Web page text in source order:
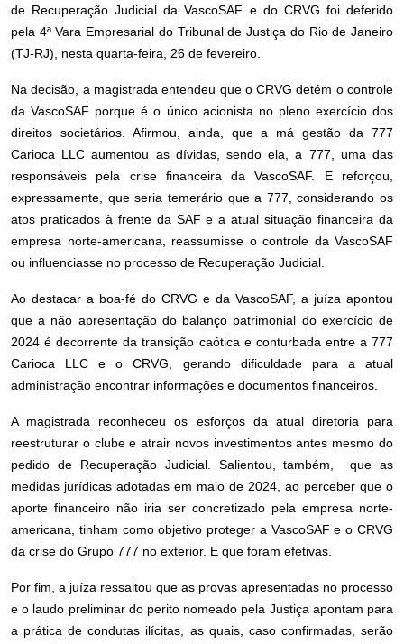
de Recuperação Judicial da VascoSAF e do CRVG foi deferido
pela 4ª Vara Empresarial do Tribunal de Justiça do Rio de Janeiro
(TJ-RJ), nesta quarta-feira, 26 de fevereiro.
Na decisão, a magistrada entendeu que o CRVG detém o controle
da VascoSAF porque é o único acionista no pleno exercício dos
direitos societários. Afirmou, ainda, que a má gestão da 777
Carioca LLC aumentou as dívidas, sendo ela, a 777, uma das
responsáveis pela crise financeira da VascoSAF. E reforçou,
expressamente, que seria temerário que a 777, considerando os
atos praticados à frente da SAF e a atual situação financeira da
empresa norte-americana, reassumisse o controle da VascoSAF
ou influenciasse no processo de Recuperação Judicial.
Ao destacar a boa-fé do CRVG e da VascoSAF, a juíza apontou
que a não apresentação do balanço patrimonial do exercício de
2024 é decorrente da transição caótica e conturbada entre a 777
Carioca LLC e o CRVG, gerando dificuldade para a atual
administração encontrar informações e documentos financeiros.
A magistrada reconheceu os esforços da atual diretoria para
reestruturar o clube e atrair novos investimentos antes mesmo do
pedido de Recuperação Judicial. Salientou, também, que as
medidas jurídicas adotadas em maio de 2024, ao perceber que o
aporte financeiro não iria ser concretizado pela empresa norte-
americana, tinham como objetivo proteger a VascoSAF e o CRVG
da crise do Grupo 777 no exterior. E que foram efetivas.
Por fim, a juíza ressaltou que as provas apresentadas no processo
e o laudo preliminar do perito nomeado pela Justiça apontam para
a prática de condutas ilícitas, as quais, caso confirmadas, serão